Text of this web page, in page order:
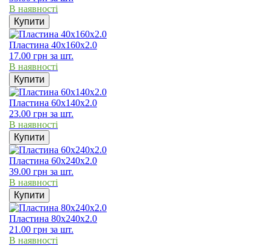
В наявності
Купити
Пластина 40х160х2.0
17.00 грн за шт.
В наявності
Купити
Пластина 60х140х2.0
23.00 грн за шт.
В наявності
Купити
Пластина 60х240х2.0
39.00 грн за шт.
В наявності
Купити
Пластина 80х240х2.0
21.00 грн за шт.
В наявності